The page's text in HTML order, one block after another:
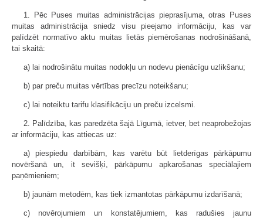
1. Pēc Puses muitas administrācijas pieprasījuma, otras Puses
muitas administrācija sniedz visu pieejamo informāciju, kas var
palīdzēt normatīvo aktu muitas lietās piemērošanas nodrošināšanā,
tai skaitā:
a) lai nodrošinātu muitas nodokļu un nodevu pienācīgu uzlikšanu;
b) par preču muitas vērtības precīzu noteikšanu;
c) lai noteiktu tarifu klasifikāciju un preču izcelsmi.
2. Palīdzība, kas paredzēta šajā Līgumā, ietver, bet neaprobežojas
ar informāciju, kas attiecas uz:
a) piespiedu darbībām, kas varētu būt lietderīgas pārkāpumu
novēršanā un, it sevišķi, pārkāpumu apkarošanas speciālajiem
paņēmieniem;
b) jaunām metodēm, kas tiek izmantotas pārkāpumu izdarīšanā;
c) novērojumiem un konstatējumiem, kas radušies jaunu